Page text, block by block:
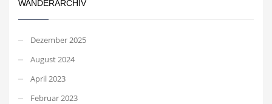
WANDERARCHIV
Dezember 2025
August 2024
April 2023
Februar 2023